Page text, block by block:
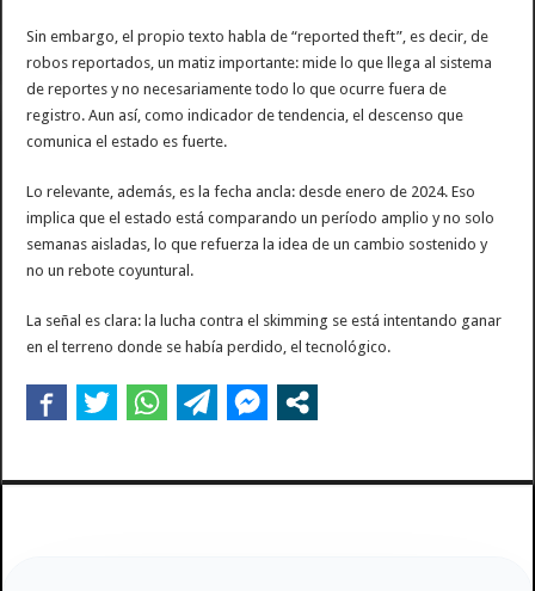
Sin embargo, el propio texto habla de “reported theft”, es decir, de
robos reportados, un matiz importante: mide lo que llega al sistema
de reportes y no necesariamente todo lo que ocurre fuera de
registro. Aun así, como indicador de tendencia, el descenso que
comunica el estado es fuerte.
Lo relevante, además, es la fecha ancla: desde enero de 2024. Eso
implica que el estado está comparando un período amplio y no solo
semanas aisladas, lo que refuerza la idea de un cambio sostenido y
no un rebote coyuntural.
La señal es clara: la lucha contra el skimming se está intentando ganar
en el terreno donde se había perdido, el tecnológico.